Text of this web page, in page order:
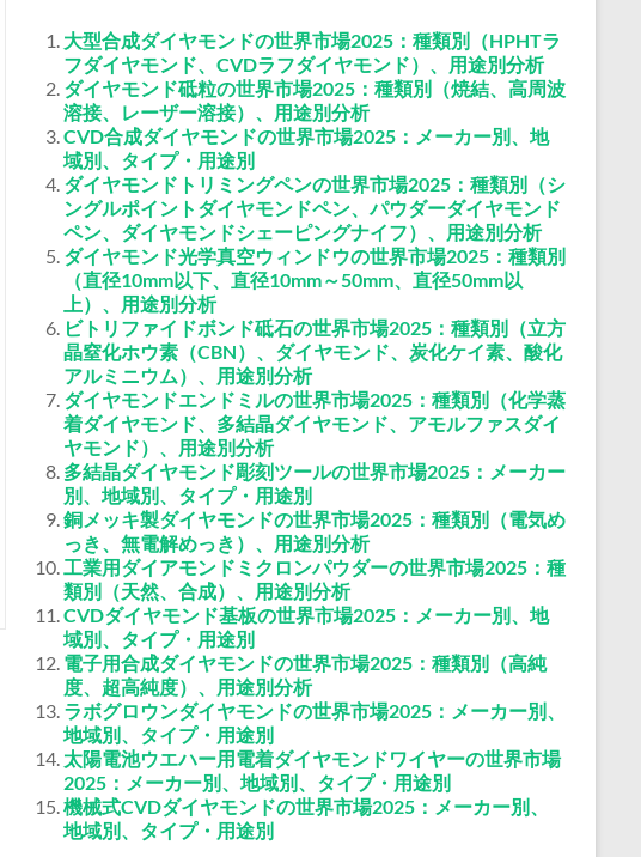
大型合成ダイヤモンドの世界市場2025：種類別（HPHTラ
フダイヤモンド、CVDラフダイヤモンド）、用途別分析
ダイヤモンド砥粒の世界市場2025：種類別（焼結、高周波
溶接、レーザー溶接）、用途別分析
CVD合成ダイヤモンドの世界市場2025：メーカー別、地
域別、タイプ・用途別
ダイヤモンドトリミングペンの世界市場2025：種類別（シ
ングルポイントダイヤモンドペン、パウダーダイヤモンド
ペン、ダイヤモンドシェーピングナイフ）、用途別分析
ダイヤモンド光学真空ウィンドウの世界市場2025：種類別
（直径10mm以下、直径10mm～50mm、直径50mm以
上）、用途別分析
ビトリファイドボンド砥石の世界市場2025：種類別（立方
晶窒化ホウ素（CBN）、ダイヤモンド、炭化ケイ素、酸化
アルミニウム）、用途別分析
ダイヤモンドエンドミルの世界市場2025：種類別（化学蒸
着ダイヤモンド、多結晶ダイヤモンド、アモルファスダイ
ヤモンド）、用途別分析
多結晶ダイヤモンド彫刻ツールの世界市場2025：メーカー
別、地域別、タイプ・用途別
銅メッキ製ダイヤモンドの世界市場2025：種類別（電気め
っき、無電解めっき）、用途別分析
工業用ダイアモンドミクロンパウダーの世界市場2025：種
類別（天然、合成）、用途別分析
CVDダイヤモンド基板の世界市場2025：メーカー別、地
域別、タイプ・用途別
電子用合成ダイヤモンドの世界市場2025：種類別（高純
度、超高純度）、用途別分析
ラボグロウンダイヤモンドの世界市場2025：メーカー別、
地域別、タイプ・用途別
太陽電池ウエハー用電着ダイヤモンドワイヤーの世界市場
2025：メーカー別、地域別、タイプ・用途別
機械式CVDダイヤモンドの世界市場2025：メーカー別、
地域別、タイプ・用途別